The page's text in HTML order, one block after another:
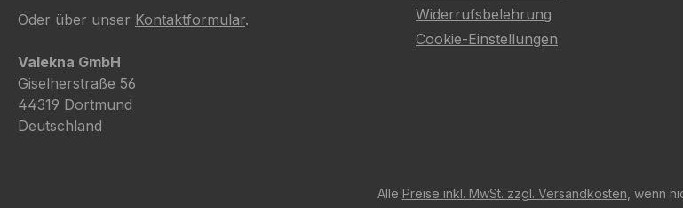
Oder über unser Kontaktformular.
Valekna GmbH
Giselherstraße 56
44319 Dortmund
Deutschland
Widerrufsbelehrung
Cookie-Einstellungen
Alle Preise inkl. MwSt. zzgl. Versandkosten , wenn